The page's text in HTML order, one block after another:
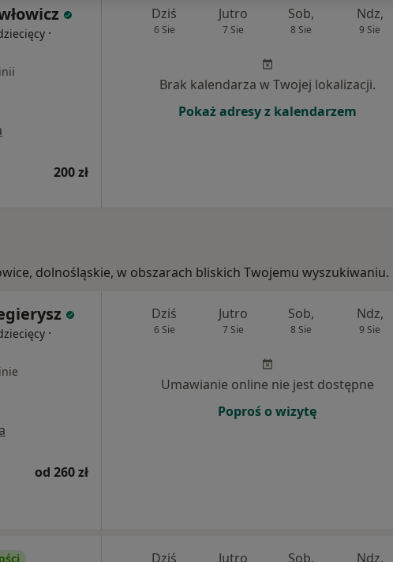
·
200 zł
Dziś
6 Sie
Jutro
7 Sie
Sob,
8 Sie
Ndz,
9 Sie
Brak kalendarza w Twojej lokalizacji.
Pokaż adresy z kalendarzem
dolnośląskie, w obszarach bliskich Twojemu wyszukiwaniu.
·
od 260 zł
Dziś
6 Sie
Jutro
7 Sie
Sob,
8 Sie
Ndz,
9 Sie
Umawianie online nie jest dostępne
Poproś o wizytę
Dziś Jutro Sob, Ndz,